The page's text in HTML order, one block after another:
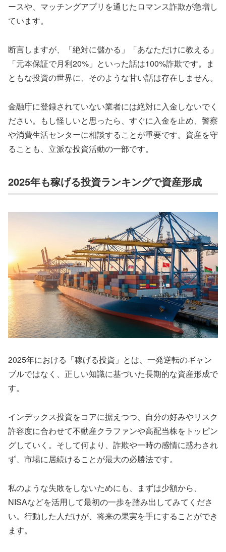
ースや、マッチングアプリを通じたロマンス詐欺が急増し
ています。
断言しますが、
「絶対に儲かる」「あなただけに教える」
「元本保証で月利20%」といった話は100%詐欺です。ま
ともな投資の世界に、そのような甘い話は存在しません。
金融庁に登録されていない業者には絶対に入金しないでく
ださい。もし怪しいと思ったら、すぐに入金を止め、警察
や消費生活センターに相談することが重要です。資産を守
ることも、立派な投資活動の一部です。
2025年も稼げる投資ランキングで資産形成
2025年における「稼げる投資」とは、一発逆転のギャン
ブルではなく、正しい知識に基づいた長期的な資産形成で
す。
インデックス投資をコアに据えつつ、自分の好みやリスク
許容度に合わせて不動産クラファンや高配当株をトッピン
グしていく。そして何より、詐欺や一時の感情に惑わされ
ず、市場に居続けることが最大の必勝法です。
私のような失敗をしないためにも、まずは少額から、
NISAなどを活用して最初の一歩を踏み出してみてくださ
い。行動した人だけが、将来の果実を手にすることができ
ます。